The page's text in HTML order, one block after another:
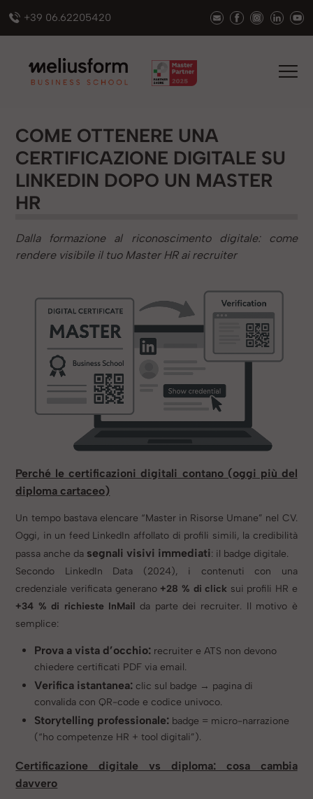
+39 06.62205420
COME OTTENERE UNA
CERTIFICAZIONE DIGITALE SU
LINKEDIN DOPO UN MASTER
HR
Dalla formazione al riconoscimento digitale: come
rendere visibile il tuo Master HR ai recruiter
Perché le certificazioni digitali contano (oggi più del
diploma cartaceo)
Un tempo bastava elencare “Master in Risorse Umane” nel CV.
Oggi, in un feed LinkedIn affollato di profili simili, la credibilità
passa anche da segnali visivi immediati: il badge digitale.
Secondo LinkedIn Data (2024), i contenuti con una
credenziale verificata generano +28 % di click sui profili HR e
+34 % di richieste InMail da parte dei recruiter. Il motivo è
semplice:
Prova a vista d’occhio: recruiter e ATS non devono
chiedere certificati PDF via email.
Verifica istantanea: clic sul badge → pagina di
convalida con QR-code e codice univoco.
Storytelling professionale: badge = micro-narrazione
(“ho competenze HR + tool digitali”).
Certificazione digitale vs diploma: cosa cambia
davvero